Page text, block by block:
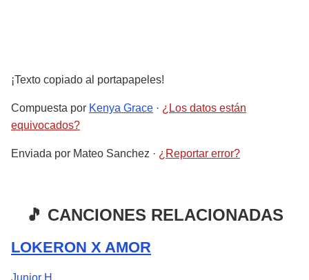
¡Texto copiado al portapapeles!
Compuesta por Kenya Grace · ¿Los datos están
equivocados?
Enviada por Mateo Sanchez · ¿Reportar error?
🎵 CANCIONES RELACIONADAS
LOKERON X AMOR
Junior H